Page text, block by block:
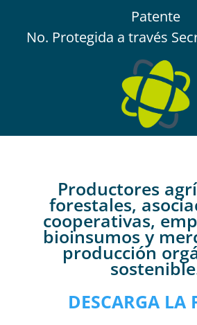
Patente
No. Protegida a través
Productores
forestales,
cooperativas,
bioinsumos y
producción
DESCARGA LA